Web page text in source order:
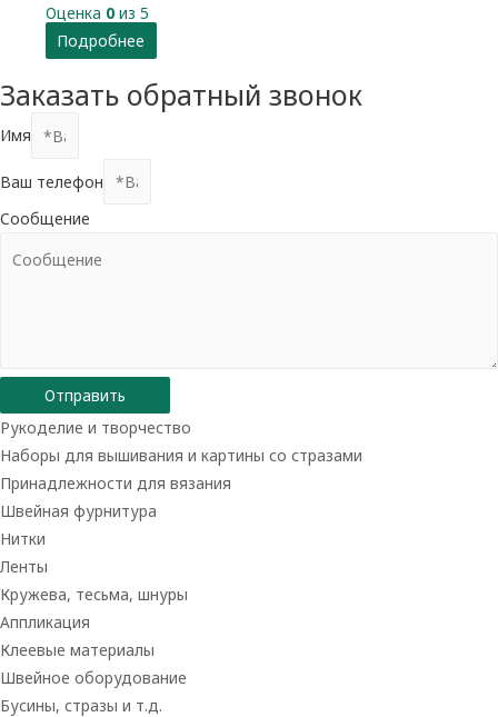
Оценка 0 из 5
Подробнее
Заказать обратный звонок
Имя
Ваш телефон
Сообщение
Отправить
Рукоделие и творчество
Наборы для вышивания и картины со стразами
Принадлежности для вязания
Швейная фурнитура
Нитки
Ленты
Кружева, тесьма, шнуры
Аппликация
Клеевые материалы
Швейное оборудование
Бусины, стразы и т.д.